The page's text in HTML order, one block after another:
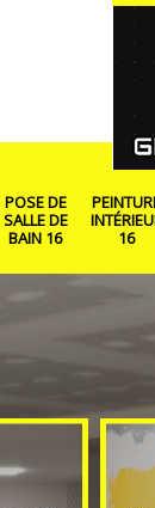
POSE DE
SALLE DE
BAIN 16
16